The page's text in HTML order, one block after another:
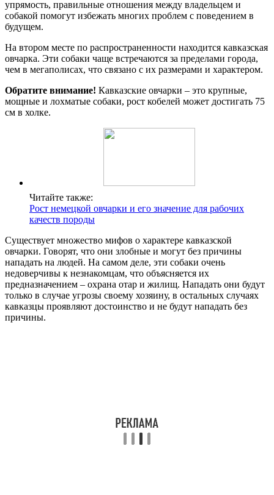
упрямость, правильные отношения между владельцем и
собакой помогут избежать многих проблем с поведением в
будущем.
На втором месте по распространенности находится кавказская
овчарка. Эти собаки чаще встречаются за пределами города,
чем в мегаполисах, что связано с их размерами и характером.
Обратите внимание! Кавказские овчарки – это крупные,
мощные и лохматые собаки, рост кобелей может достигать 75
см в холке.
Читайте также:
Рост немецкой овчарки и его значение для рабочих
качеств породы
Существует множество мифов о характере кавказской
овчарки. Говорят, что они злобные и могут без причины
нападать на людей. На самом деле, эти собаки очень
недоверчивы к незнакомцам, что объясняется их
предназначением – охрана отар и жилищ. Нападать они будут
только в случае угрозы своему хозяину, в остальных случаях
кавказцы проявляют достоинство и не будут нападать без
причины.